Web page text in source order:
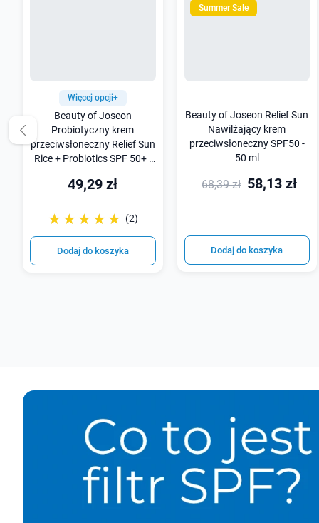
Więcej opcji+
Beauty of Joseon
Probiotyczny krem
przeciwsłoneczny Relief Sun
Rice + Probiotics SPF 50+ -
49,29 zł
☆☆☆☆☆
★★★★★ (2)
Dodaj do koszyka
Summer Sale
Beauty of Joseon Relief Sun
Nawilżający krem
przeciwsłoneczny SPF50 -
50 ml
68,39 zł 58,13 zł
Dodaj do koszyka